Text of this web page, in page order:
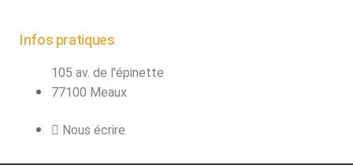
ÉCLAIRAGE
Projecteurs LED
éclairage
Infos pratiques
105 av. de l'épinette
77100 Meaux
Nous écrire